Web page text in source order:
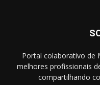
Portal colaborativo de
melhores profissionais
compartilhando